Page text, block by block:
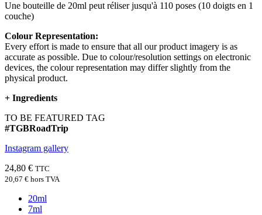
Une bouteille de 20ml peut réliser jusqu'à 110 poses (10 doigts en 1
couche)
Colour Representation:
Every effort is made to ensure that all our product imagery is as
accurate as possible. Due to colour/resolution settings on electronic
devices, the colour representation may differ slightly from the
physical product.
+ Ingredients
TO BE FEATURED TAG
#TGBRoadTrip
Instagram gallery
24,80 € TTC
20,67 € hors TVA
20ml
7ml